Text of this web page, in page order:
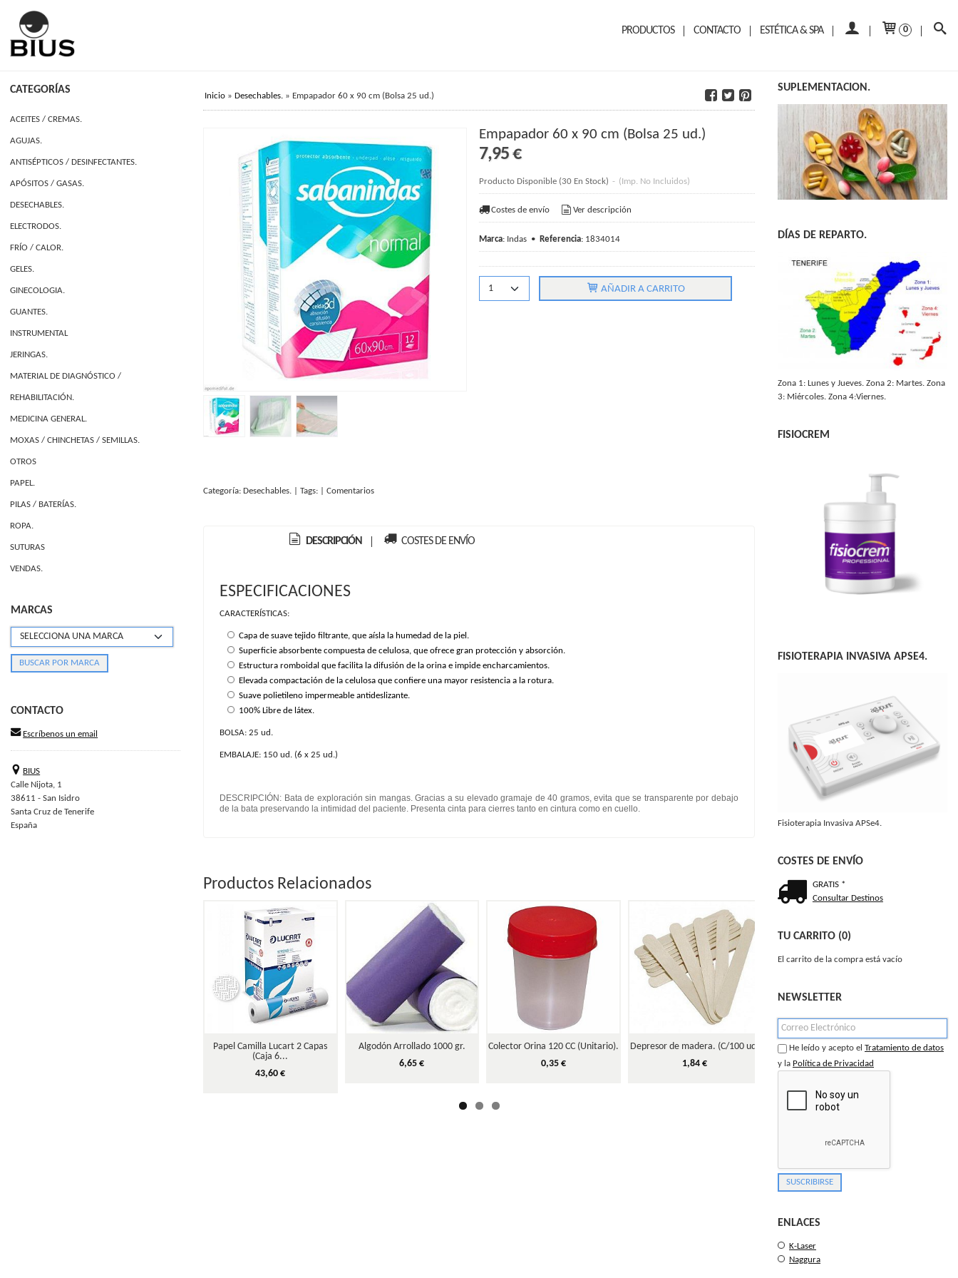
PRODUCTOS CONTACTO ESTÉTICA & SPA 0
CATEGORÍAS
ACEITES / CREMAS.
AGUJAS.
ANTISÉPTICOS / DESINFECTANTES.
APÓSITOS / GASAS.
DESECHABLES.
ELECTRODOS.
FRÍO / CALOR.
GELES.
GINECOLOGIA.
GUANTES.
INSTRUMENTAL
JERINGAS.
MATERIAL DE DIAGNÓSTICO /
REHABILITACIÓN.
MEDICINA GENERAL.
MOXAS / CHINCHETAS / SEMILLAS.
OTROS
PAPEL.
PILAS / BATERÍAS.
ROPA.
SUTURAS
VENDAS.
MARCAS
CONTACTO
Escríbenos un email
BIUS
Calle Nijota, 1
38611 - San Isidro
Santa Cruz de Tenerife
España
Inicio » Desechables. » Empapador 60 x 90 cm (Bolsa 25 ud.)
Empapador 60 x 90 cm (Bolsa 25 ud.)
7,95 €
Producto Disponible (30 En Stock) - (Imp. No Incluidos)
Costes de envío Ver descripción
Marca: Indas • Referencia: 1834014
AÑADIR A CARRITO
Categoría: Desechables. Tags: Comentarios
DESCRIPCIÓN COSTES DE ENVÍO
ESPECIFICACIONES
CARACTERÍSTICAS:
Capa de suave tejido filtrante, que aísla la humedad de la piel.
Superficie absorbente compuesta de celulosa, que ofrece gran protección y absorción.
Estructura romboidal que facilita la difusión de la orina e impide encharcamientos.
Elevada compactación de la celulosa que confiere una mayor resistencia a la rotura.
Suave polietileno impermeable antideslizante.
100% Libre de látex.
BOLSA: 25 ud.
EMBALAJE: 150 ud. (6 x 25 ud.)
DESCRIPCIÓN: Bata de exploración sin mangas. Gracias a su elevado gramaje de 40 gramos, evita que se transparente por debajo
de la bata preservando la intimidad del paciente. Presenta cinta para cierres tanto en cintura como en cuello.
Productos Relacionados
Papel Camilla Lucart 2 Capas
(Caja 6...
43,60 €
Algodón Arrollado 1000 gr.
6,65 €
Colector Orina 120 CC (Unitario).
0,35 €
Depresor de madera. (C/100 ud)
1,84 €
Cánula de Guedel Nº 3 (90 mm).
2,48 €
Campo
SUPLEMENTACION.
DÍAS DE REPARTO.
Zona 1: Lunes y Jueves. Zona 2: Martes. Zona
3: Miércoles. Zona 4:Viernes.
FISIOCREM
FISIOTERAPIA INVASIVA APSE4.
Fisioterapia Invasiva APSe4.
COSTES DE ENVÍO
GRATIS *
Consultar Destinos
TU CARRITO (0)
El carrito de la compra está vacío
NEWSLETTER
He leído y acepto el Tratamiento de datos
y la Política de Privacidad
ENLACES
K-Laser
Naggura